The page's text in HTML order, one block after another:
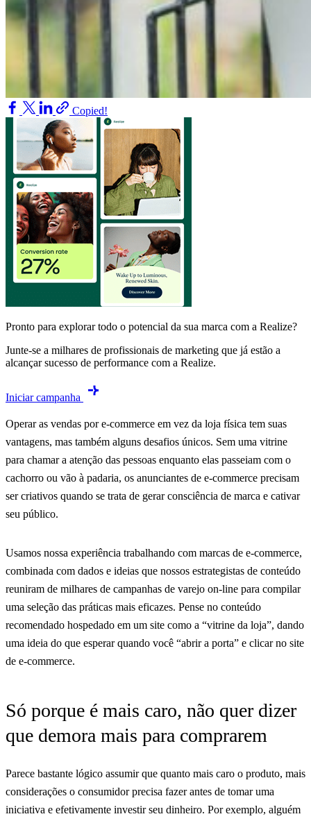
Copied!
Pronto para explorar todo o potencial da sua marca com a Realize?
Junte-se a milhares de profissionais de marketing que já estão a
alcançar sucesso de performance com a Realize.
Iniciar campanha
Operar as vendas por e-commerce em vez da loja física tem suas
vantagens, mas também alguns desafios únicos. Sem uma vitrine
para chamar a atenção das pessoas enquanto elas passeiam com o
cachorro ou vão à padaria, os anunciantes de e-commerce precisam
ser criativos quando se trata de gerar consciência de marca e cativar
seu público.
Usamos nossa experiência trabalhando com marcas de e-commerce,
combinada com dados e ideias que nossos estrategistas de conteúdo
reuniram de milhares de campanhas de varejo on-line para compilar
uma seleção das práticas mais eficazes. Pense no conteúdo
recomendado hospedado em um site como a “vitrine da loja”, dando
uma ideia do que esperar quando você “abrir a porta” e clicar no site
de e-commerce.
Só porque é mais caro, não quer dizer
que demora mais para comprarem
Parece bastante lógico assumir que quanto mais caro o produto, mais
considerações o consumidor precisa fazer antes de tomar uma
iniciativa e efetivamente investir seu dinheiro. Por exemplo, alguém